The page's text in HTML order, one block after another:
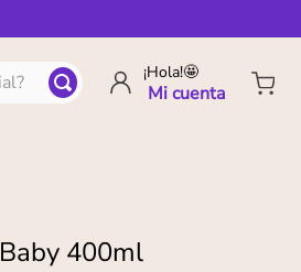
¡Hola!🤩
400ml